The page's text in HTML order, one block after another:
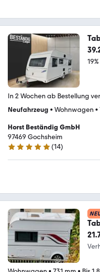
In 2 Wochen ab Bestellung
Neufahrzeug • Wohnwagen •
Horst Beständig GmbH
97469 Gochsheim
4.9 Sterne
(14)